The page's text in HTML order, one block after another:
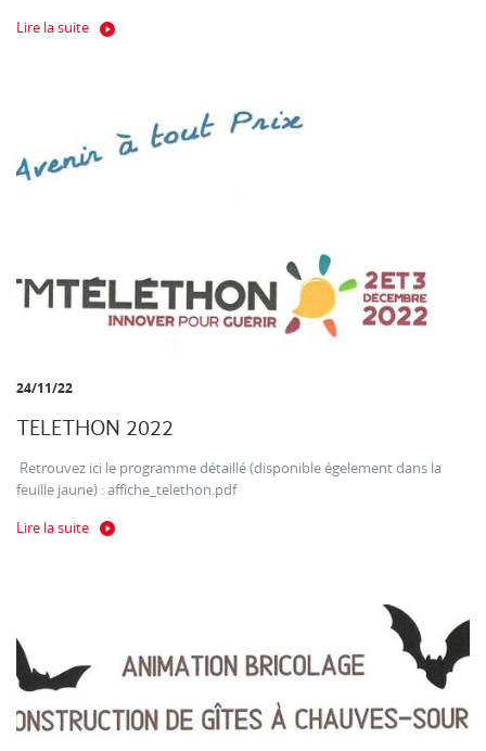
Lire la suite
24/11/22
TELETHON 2022
Retrouvez ici le programme détaillé (disponible égelement dans la
feuille jaune) : affiche_telethon.pdf
Lire la suite